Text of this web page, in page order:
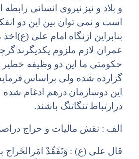
و بلاد و نیز نیروی انسانی
است و نمی توان بین این دو
بنابراین ازنگاه امام علی
عمران لازم ملزوم یکدیگرند
حکومتی ما این دو وظیفه
گزارده شده ولی براساس
این دوسازمان درهم ادغام شده و
درارتباطتنگاتنگ باشند.
الف : نقش مالیات و خراج
قال علی (ع) : وَتَفَقّدْ امَرالخَراج